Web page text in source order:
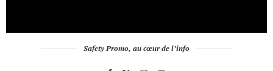
Safety Promo, au cœur de l’info